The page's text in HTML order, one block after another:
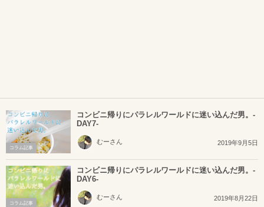
コラム記事
コンビニ帰りにパラレルワールドに迷い込んだ男。-
DAY7-
むーさん 2019年9月5日
コラム記事
コンビニ帰りにパラレルワールドに迷い込んだ男。-
DAY6-
むーさん 2019年8月22日